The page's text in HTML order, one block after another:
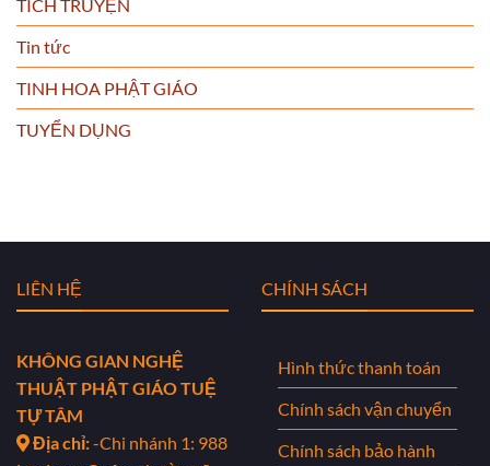
TÍCH TRUYỆN
Tin tức
TINH HOA PHẬT GIÁO
TUYỂN DỤNG
LIÊN HỆ
KHÔNG GIAN NGHỆ
THUẬT PHẬT GIÁO TUỆ
TỰ TÂM
Địa chỉ:-Chi nhánh 1: 988
CHÍNH SÁCH
Hình thức thanh toán
Chính sách vận chuyển
Chính sách bảo hành